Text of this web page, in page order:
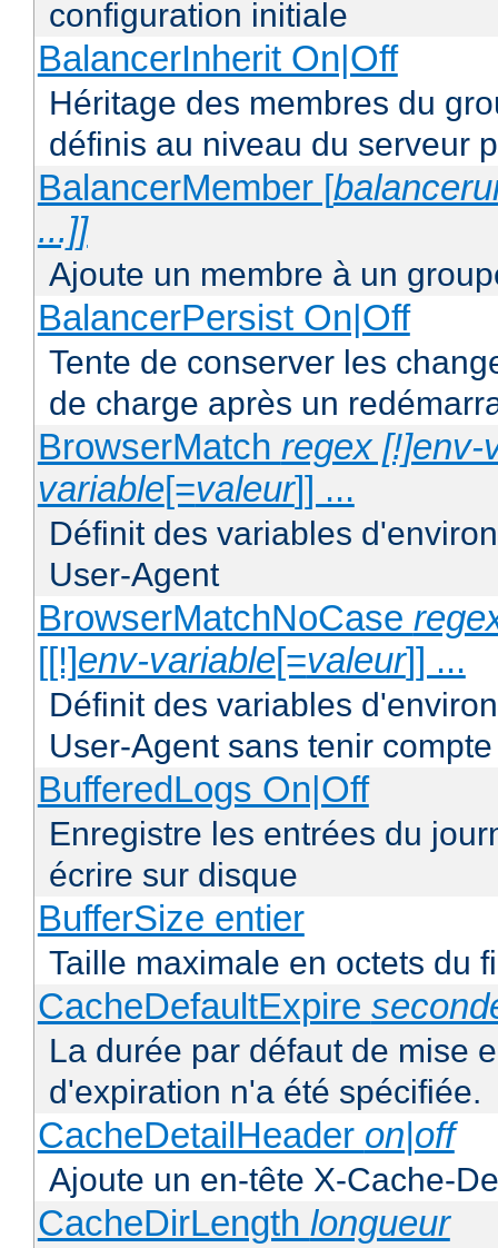
configuration initiale
BalancerInherit On|Off
Héritage des membres du
définis au niveau du serveur
BalancerMember [
...]]
Ajoute un membre à un
BalancerPersist On|Off
Tente de conserver les
de charge après un
BrowserMatch regex [!]env-
variable[=valeur]] ...
Définit des variables
User-Agent
BrowserMatchNoCase
[[!]env-variable[=valeur]] ...
Définit des variables
User-Agent sans tenir
BufferedLogs On|Off
Enregistre les entrées du
écrire sur disque
BufferSize entier
Taille maximale en octets du
CacheDefaultExpire
La durée par défaut de mise
d'expiration n'a été spécifiée.
CacheDetailHeader on|off
Ajoute un en-tête X-Cache-
CacheDirLength longueur